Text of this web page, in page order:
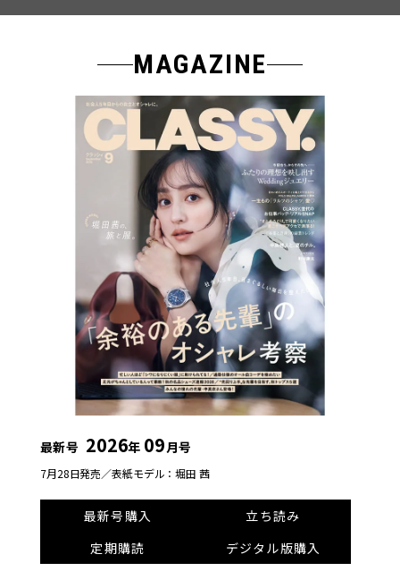
MAGAZINE
最新号 2026年 09月号
7月28日発売／表紙モデル：堀田 茜
最新号購入
立ち読み
定期購読
デジタル版購入